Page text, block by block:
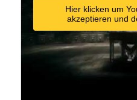
Hier klicken um
akzeptieren und